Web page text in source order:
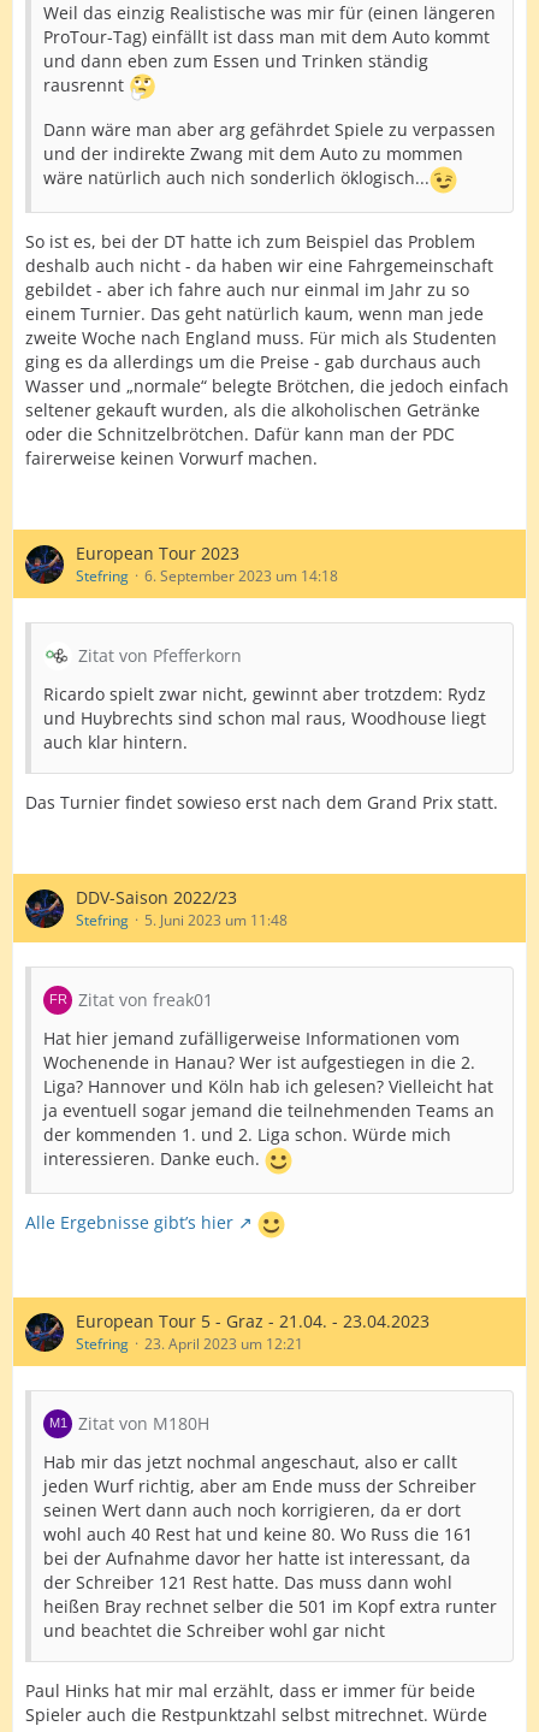
Weil das einzig Realistische was mir für (einen längeren
ProTour-Tag) einfällt ist dass man mit dem Auto kommt
und dann eben zum Essen und Trinken ständig
rausrennt
Dann wäre man aber arg gefährdet Spiele zu verpassen
und der indirekte Zwang mit dem Auto zu mommen
wäre natürlich auch nich sonderlich öklogisch...
So ist es, bei der DT hatte ich zum Beispiel das Problem
deshalb auch nicht - da haben wir eine Fahrgemeinschaft
gebildet - aber ich fahre auch nur einmal im Jahr zu so
einem Turnier. Das geht natürlich kaum, wenn man jede
zweite Woche nach England muss. Für mich als Studenten
ging es da allerdings um die Preise - gab durchaus auch
Wasser und „normale“ belegte Brötchen, die jedoch einfach
seltener gekauft wurden, als die alkoholischen Getränke
oder die Schnitzelbrötchen. Dafür kann man der PDC
fairerweise keinen Vorwurf machen.
European Tour 2023
Stefring 6. September 2023 um 14:18
Zitat von Pfefferkorn
Ricardo spielt zwar nicht, gewinnt aber trotzdem: Rydz
und Huybrechts sind schon mal raus, Woodhouse liegt
auch klar hintern.
Das Turnier findet sowieso erst nach dem Grand Prix statt.
DDV-Saison 2022/23
Stefring 5. Juni 2023 um 11:48
Zitat von freak01
Hat hier jemand zufälligerweise Informationen vom
Wochenende in Hanau? Wer ist aufgestiegen in die 2.
Liga? Hannover und Köln hab ich gelesen? Vielleicht hat
ja eventuell sogar jemand die teilnehmenden Teams an
der kommenden 1. und 2. Liga schon. Würde mich
interessieren. Danke euch.
Alle Ergebnisse gibt’s hier
European Tour 5 - Graz - 21.04. - 23.04.2023
Stefring 23. April 2023 um 12:21
Zitat von M180H
Hab mir das jetzt nochmal angeschaut, also er callt
jeden Wurf richtig, aber am Ende muss der Schreiber
seinen Wert dann auch noch korrigieren, da er dort
wohl auch 40 Rest hat und keine 80. Wo Russ die 161
bei der Aufnahme davor her hatte ist interessant, da
der Schreiber 121 Rest hatte. Das muss dann wohl
heißen Bray rechnet selber die 501 im Kopf extra runter
und beachtet die Schreiber wohl gar nicht
Paul Hinks hat mir mal erzählt, dass er immer für beide
Spieler auch die Restpunktzahl selbst mitrechnet. Würde